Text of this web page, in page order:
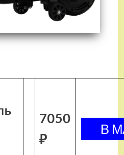
7050
₽